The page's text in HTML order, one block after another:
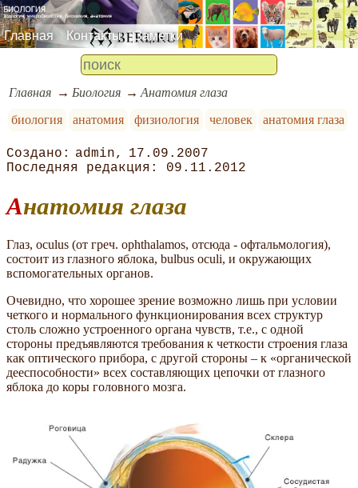
Главная Контакты Заметки
Главная Биология
Анатомия глаза
биология
анатомия физиология человек анатомия глаза
admin
17.09.2007
09.11.2012
Анатомия глаза
Глаз, oculus (от греч. ophthalamos, отсюда - офтальмология),
состоит из глазного яблока, bulbus oculi, и окружающих
вспомогательных органов.
Очевидно, что хорошее зрение возможно лишь при условии
четкого и нормального функционирования всех структур
столь сложно устроенного органа чувств, т.е., с одной
стороны предъявляются требования к четкости строения глаза
как оптического прибора, с другой стороны – к «органической
дееспособности» всех составляющих цепочки от глазного
яблока до коры головного мозга.